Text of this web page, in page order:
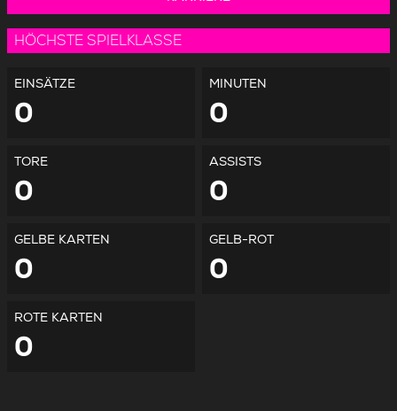
HÖCHSTE SPIELKLASSE
EINSÄTZE
0
MINUTEN
0
TORE
0
ASSISTS
0
GELBE KARTEN
0
GELB-ROT
0
ROTE KARTEN
0